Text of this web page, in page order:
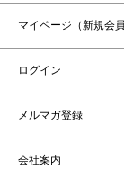
マイページ（新規会員
ログイン
メルマガ登録
会社案内